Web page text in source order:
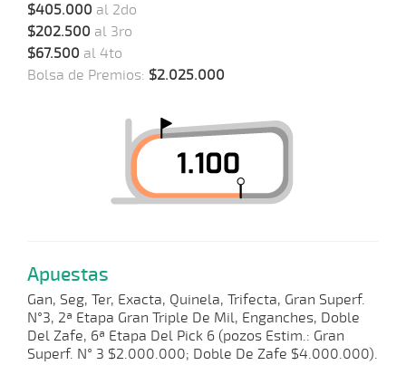
$405.000 al 2do
$202.500 al 3ro
$67.500 al 4to
Bolsa de Premios: $2.025.000
Apuestas
Gan, Seg, Ter, Exacta, Quinela, Trifecta, Gran Superf.
N°3, 2ª Etapa Gran Triple De Mil, Enganches, Doble
Del Zafe, 6ª Etapa Del Pick 6 (pozos Estim.: Gran
Superf. N° 3 $2.000.000; Doble De Zafe $4.000.000).